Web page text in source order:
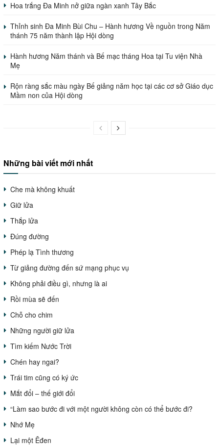
Hoa trắng Đa Minh nở giữa ngàn xanh Tây Bắc
Thỉnh sinh Đa Minh Bùi Chu – Hành hương Về nguồn trong Năm
thánh 75 năm thành lập Hội dòng
Hành hương Năm thánh và Bế mạc tháng Hoa tại Tu viện Nhà
Mẹ
Rộn ràng sắc màu ngày Bế giảng năm học tại các cơ sở Giáo dục
Mầm non của Hội dòng
Những bài viết mới nhất
Che mà không khuất
Giữ lửa
Thắp lửa
Đúng đường
Phép lạ Tình thương
Từ giảng đường đến sứ mạng phục vụ
Không phải điều gì, nhưng là ai
Rồi mùa sẽ đến
Chỗ cho chim
Những người giữ lửa
Tìm kiếm Nước Trời
Chén hay ngai?
Trái tim cũng có ký ức
Mắt đổi – thế giới đổi
“Làm sao bước đi với một người không còn có thể bước đi?
Nhớ Mẹ
Lại một Êđen